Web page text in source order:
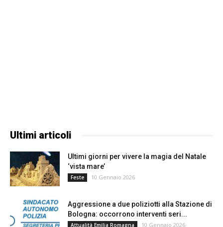
Ultimi articoli
Ultimi giorni per vivere la magia del Natale
‘vista mare’
Feste 10 Gennaio 2026
Aggressione a due poliziotti alla Stazione di
Bologna: occorrono interventi seri...
Attualità Emilia Romagna 10 Gennaio 2026